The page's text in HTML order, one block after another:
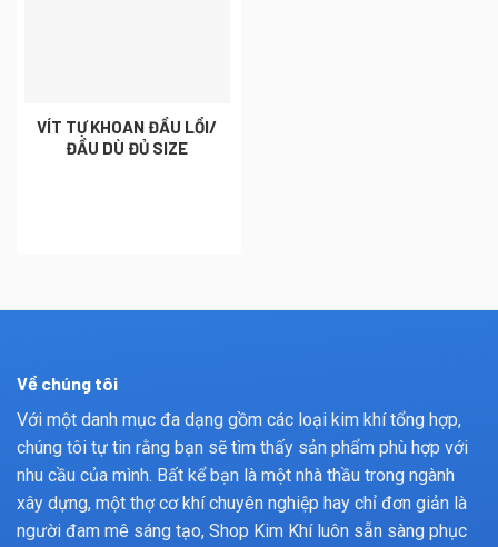
VÍT TỰ KHOAN ĐẦU LỒI/
ĐẦU DÙ ĐỦ SIZE
Về chúng tôi
Với một danh mục đa dạng gồm các loại kim khí tổng hợp,
chúng tôi tự tin rằng bạn sẽ tìm thấy sản phẩm phù hợp với
nhu cầu của mình. Bất kể bạn là một nhà thầu trong ngành
xây dựng, một thợ cơ khí chuyên nghiệp hay chỉ đơn giản là
người đam mê sáng tạo, Shop Kim Khí luôn sẵn sàng phục